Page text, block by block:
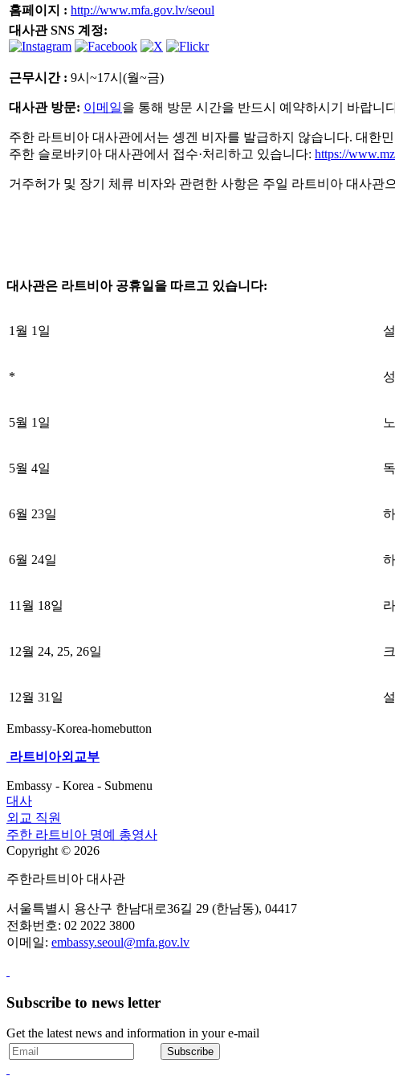
홈페이지 : http://www.mfa.gov.lv/seoul
대사관 SNS 계정:
근무시간: 9시 ~17시 (월~금)
대사관 방문: 이메일을 통해 방문 시간을 반드시 예약하시기 바랍니
주한 라트비아 대사관에서는 솅겐 비자를 발급하지 않습니다. 대한
주한 슬로바키아 대사관에서 접수·처리하고 있습니다: https://
거주허가 및 장기 체류 비자와 관련한 사항은 주일 라트비아 대사관
대사관은 라트비아 공휴일을 따르고 있습니다:
1월 1일
*
5월 1일
5월 4일
6월 23일
6월 24일
11월 18일
12월 24, 25, 26일
12월 31일
Embassy-Korea-homebutton
라트비아외교부
Embassy - Korea - Submenu
대사
외교 직원
주한 라트비아 명예 총영사
Copyright © 2026
주한라트비아 대사관
서울특별시 용산구 한남대로36길 29 (한남동), 04417
전화번호: 02 2022 3800
이메일: embassy.seoul@mfa.gov.lv
Subscribe to news letter
Get the latest news and information in your e-mail